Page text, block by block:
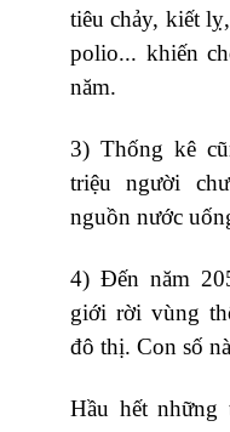
tiêu chảy, kiết
polio... khiến
năm.
3) Thống kê
triệu người
nguồn nước
4) Đến năm
giới rời vùng
đô thị. Con số
Hầu hết những